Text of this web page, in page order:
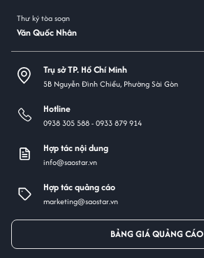
Thư ký tòa soạn
Văn Quốc Nhân
Trụ sở TP. Hồ Chí Minh
5B Nguyễn Đình Chiểu, Phường Sài Gòn
Hotline
0938 305 588 -0933 879 914
Hợp tác nội dung
info@saostar.vn
Hợp tác quảng cáo
marketing@saostar.vn
BẢNG GIÁ QUẢNG CÁO